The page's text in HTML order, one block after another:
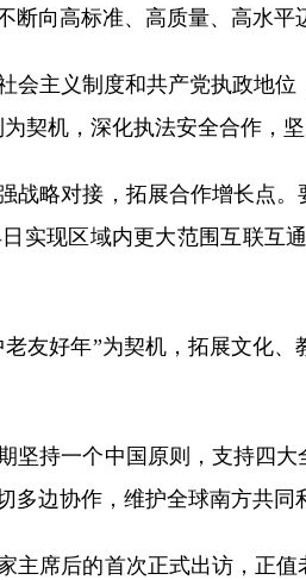
向高标准、高质量、高水平
义制度和共产党执政地位
契机，深化执法安全合作，坚
略对接，拓展合作增长点。
实现区域内更大范围互联
好年”为契机，拓展文化、
持一个中国原则，支持四大
边协作，维护全球南方共同
后的首次正式出访，正值